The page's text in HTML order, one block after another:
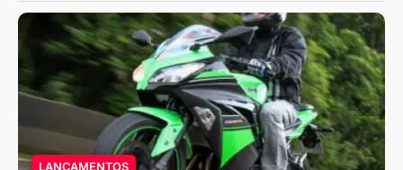
LANÇAMENTOS